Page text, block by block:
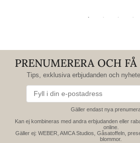
PRENUMERERA OCH
Tips, exklusiva erbjudanden och
Gäller endast nya
Kan ej kombineras med andra erbjudanden eller
online.
Gäller ej: WEBER, AMCA Studios, Gåsatoffeln,
blommor.